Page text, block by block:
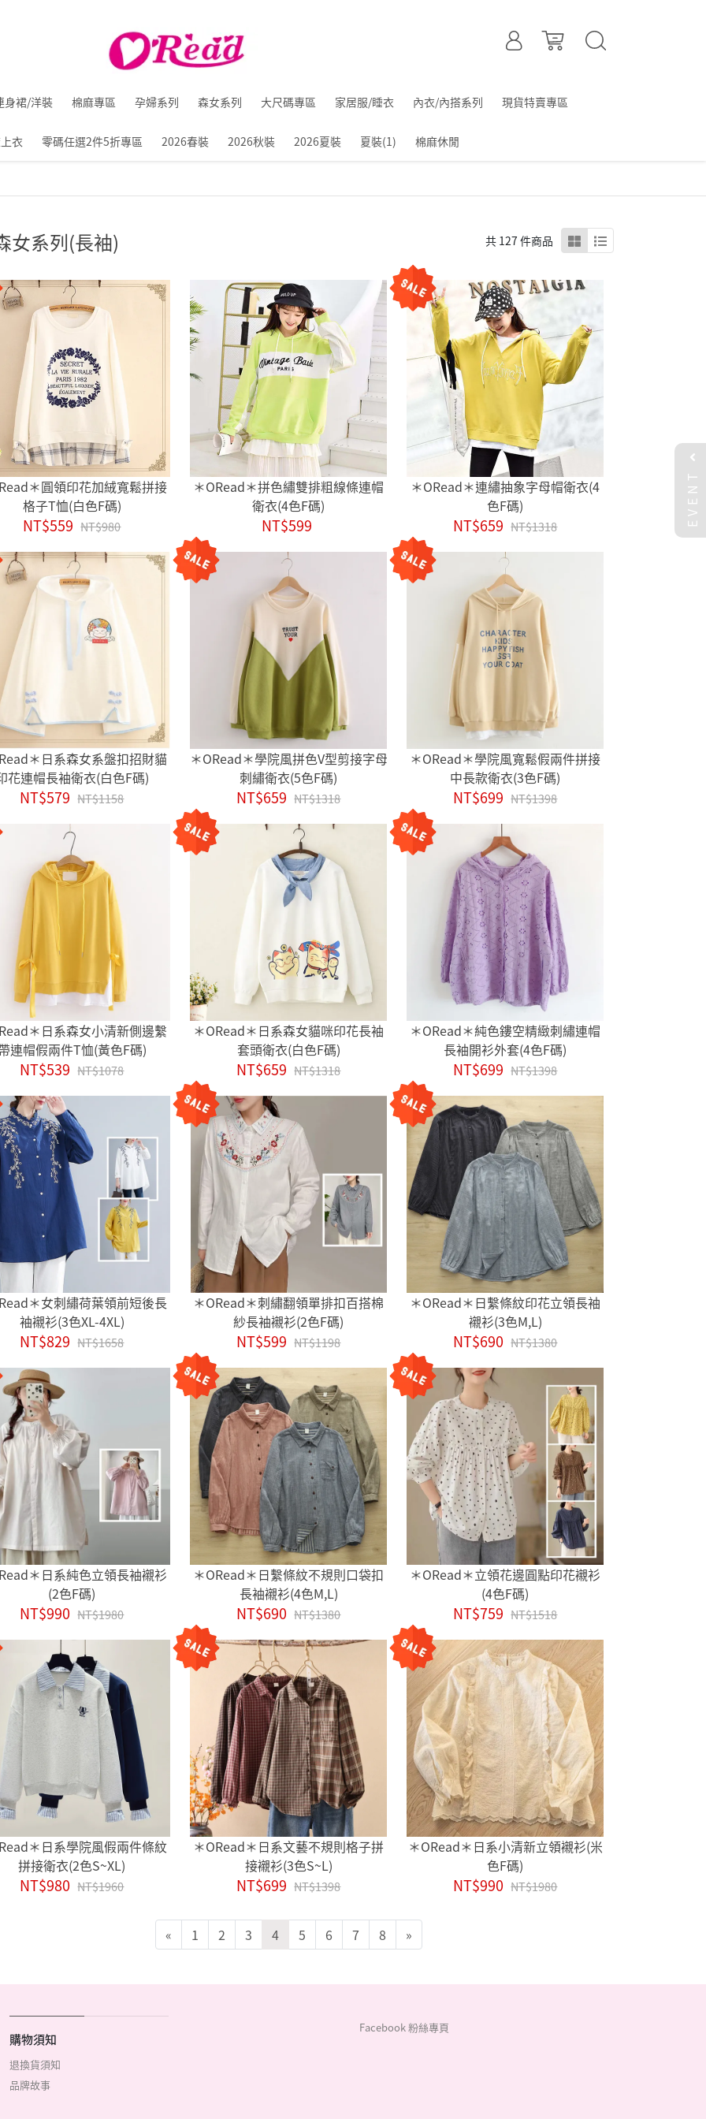
身裙/洋裝 棉麻專區 孕婦系列 森女系列 大尺碼專區 家居服/睡衣 內衣/內搭系列 現貨特賣專區
衣 零碼任選2件5折專區 2026春裝 2026秋裝 2026夏裝 夏裝(1) 棉麻休閒
系列(長袖) 共 127 件商品
＊圓領印花加絨寬鬆拼接
格子T恤(白色F碼)
NT$559 NT$980
＊ORead＊拼色繡雙排粗線條連帽
衛衣(4色F碼)
NT$599
＊ORead＊連繡抽象字母帽衛衣(4
色F碼)
NT$659 NT$1318
＊日系森女系盤扣招財貓
花連帽長袖衛衣(白色F碼)
NT$579 NT$1158
＊ORead＊學院風拼色V型剪接字母
刺繡衛衣(5色F碼)
NT$659 NT$1318
＊ORead＊學院風寬鬆假兩件拼接
中長款衛衣(3色F碼)
NT$699 NT$1398
＊日系森女小清新側邊繫
連帽假兩件T恤(黃色F碼)
NT$539 NT$1078
＊ORead＊日系森女貓咪印花長袖
套頭衛衣(白色F碼)
NT$659 NT$1318
＊ORead＊純色鏤空精緻刺繡連帽
長袖開衫外套(4色F碼)
NT$699 NT$1398
＊女刺繡荷葉領前短後長
袖襯衫(3色XL-4XL)
NT$829 NT$1658
＊ORead＊刺繡翻領單排扣百搭棉
紗長袖襯衫(2色F碼)
NT$599 NT$1198
＊ORead＊日繫條紋印花立領長袖
襯衫(3色M,L)
NT$690 NT$1380
＊日系純色立領長袖襯衫
(2色F碼)
NT$990 NT$1980
＊ORead＊日繫條紋不規則口袋扣
長袖襯衫(4色M,L)
NT$690 NT$1380
＊ORead＊立領花邊圓點印花襯衫
(4色F碼)
NT$759 NT$1518
＊日系學院風假兩件條紋
拼接衛衣(2色S~XL)
NT$980 NT$1960
＊ORead＊日系文藝不規則格子拼
接襯衫(3色S~L)
NT$699 NT$1398
＊ORead＊日系小清新立領襯衫(米
色F碼)
NT$990 NT$1980
« 1 2 3 4 5 6 7 8 »
購物須知
退換貨須知
品牌故事
Facebook 粉絲專頁
EVENT